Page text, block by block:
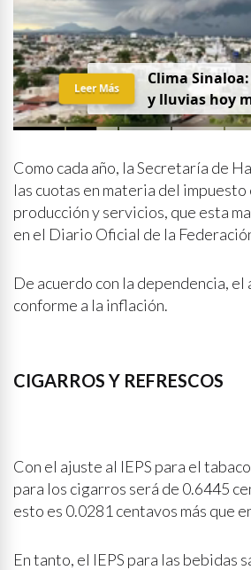
Clima Sinaloa:
y lluvias hoy
agosto
Leer Más
Como cada año, la Secretaría de
las cuotas en materia del
producción y servicios, que esta
en el Diario Oficial de la
De acuerdo con la dependencia, el
conforme a la inflación.
CIGARROS Y REFRESCOS
Con el ajuste al IEPS para el
para los cigarros será de 0.6445
esto es 0.0281 centavos más que
En tanto, el IEPS para las bebidas